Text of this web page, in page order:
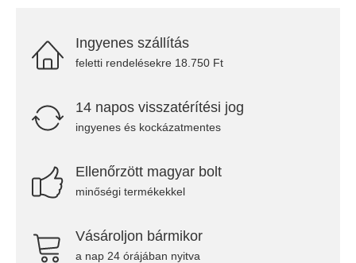
Ingyenes szállítás
feletti rendelésekre 18.750 Ft
14 napos visszatérítési jog
ingyenes és kockázatmentes
Ellenőrzött magyar bolt
minőségi termékekkel
Vásároljon bármikor
a nap 24 órájában nyitva